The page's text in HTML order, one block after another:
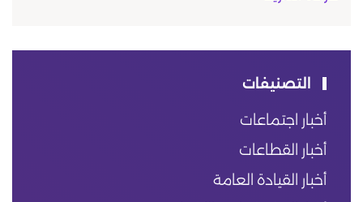
التصنيفات
أخبار اجتماعات
أخبار القطاعات
أخبار القيادة العامة